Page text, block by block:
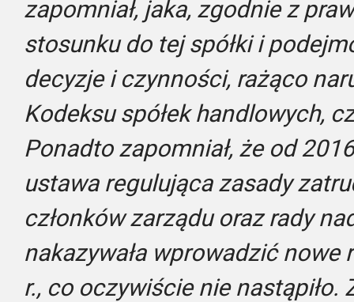
zapomniał, jaka, zgodnie z
stosunku do tej spółki i
decyzje i czynności, rażąco
Kodeksu spółek handlowych,
Ponadto zapomniał, że od
ustawa regulująca zasady
członków zarządu oraz rady
nakazywała wprowadzić nowe
r., co oczywiście nie nastąpiło.